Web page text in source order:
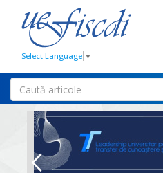
Select Language ▼